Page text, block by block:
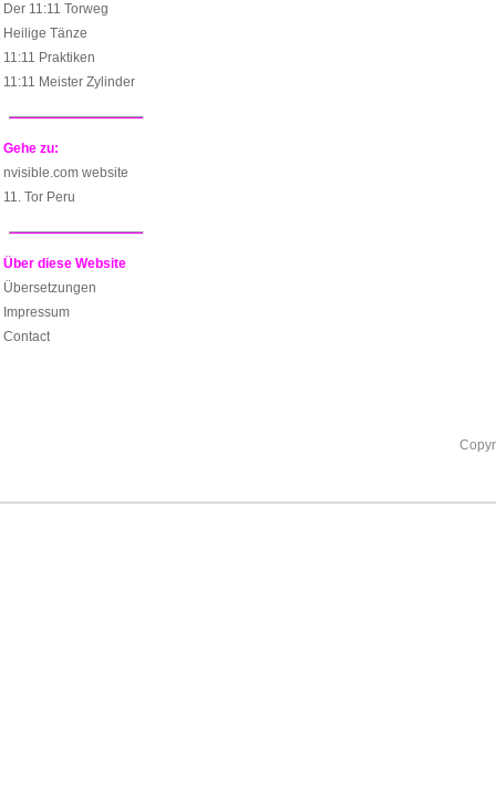
Der 11:11 Torweg
Heilige Tänze
11:11 Praktiken
11:11 Meister Zylinder
Gehe zu:
nvisible.com website
11. Tor Peru
Über diese Website
Übersetzungen
Impressum
Contact